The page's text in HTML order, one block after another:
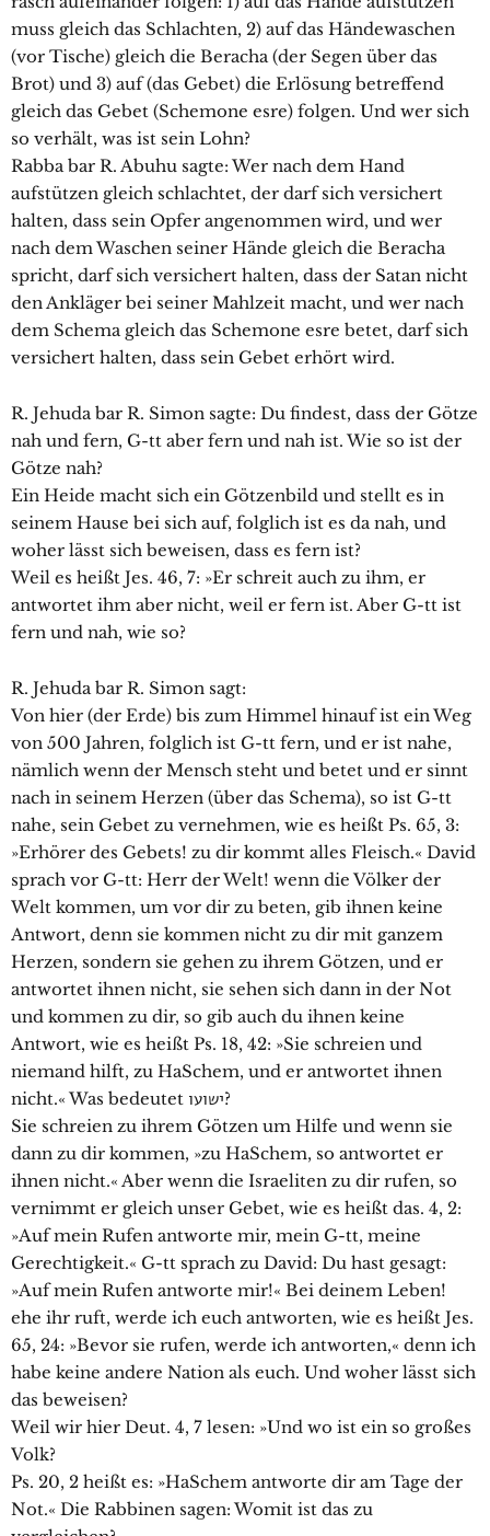
muss gleich das Schlachten, 2) auf das Händewaschen
(vor Tische) gleich die Beracha (der Segen über das
Brot) und 3) auf (das Gebet) die Erlösung betreffend
gleich das Gebet (Schemone esre) folgen. Und wer sich
so verhält, was ist sein Lohn?
Rabba bar R. Abuhu sagte: Wer nach dem Hand
aufstützen gleich schlachtet, der darf sich versichert
halten, dass sein Opfer angenommen wird, und wer
nach dem Waschen seiner Hände gleich die Beracha
spricht, darf sich versichert halten, dass der Satan nicht
den Ankläger bei seiner Mahlzeit macht, und wer nach
dem Schema gleich das Schemone esre betet, darf sich
versichert halten, dass sein Gebet erhört wird.
R. Jehuda bar R. Simon sagte: Du findest, dass der Götze
nah und fern, G-tt aber fern und nah ist. Wie so ist der
Götze nah?
Ein Heide macht sich ein Götzenbild und stellt es in
seinem Hause bei sich auf, folglich ist es da nah, und
woher lässt sich beweisen, dass es fern ist?
Weil es heißt Jes. 46, 7: »Er schreit auch zu ihm, er
antwortet ihm aber nicht, weil er fern ist. Aber G-tt ist
fern und nah, wie so?
R. Jehuda bar R. Simon sagt:
Von hier (der Erde) bis zum Himmel hinauf ist ein Weg
von 500 Jahren, folglich ist G-tt fern, und er ist nahe,
nämlich wenn der Mensch steht und betet und er sinnt
nach in seinem Herzen (über das Schema), so ist G-tt
nahe, sein Gebet zu vernehmen, wie es heißt Ps. 65, 3:
»Erhörer des Gebets! zu dir kommt alles Fleisch.« David
sprach vor G-tt: Herr der Welt! wenn die Völker der
Welt kommen, um vor dir zu beten, gib ihnen keine
Antwort, denn sie kommen nicht zu dir mit ganzem
Herzen, sondern sie gehen zu ihrem Götzen, und er
antwortet ihnen nicht, sie sehen sich dann in der Not
und kommen zu dir, so gib auch du ihnen keine
Antwort, wie es heißt Ps. 18, 42: »Sie schreien und
niemand hilft, zu HaSchem, und er antwortet ihnen
nicht.« Was bedeutet ישועו?
Sie schreien zu ihrem Götzen um Hilfe und wenn sie
dann zu dir kommen, »zu HaSchem, so antwortet er
ihnen nicht.« Aber wenn die Israeliten zu dir rufen, so
vernimmt er gleich unser Gebet, wie es heißt das. 4, 2:
»Auf mein Rufen antworte mir, mein G-tt, meine
Gerechtigkeit.« G-tt sprach zu David: Du hast gesagt:
»Auf mein Rufen antworte mir!« Bei deinem Leben!
ehe ihr ruft, werde ich euch antworten, wie es heißt Jes.
65, 24: »Bevor sie rufen, werde ich antworten,« denn ich
habe keine andere Nation als euch. Und woher lässt sich
das beweisen?
Weil wir hier Deut. 4, 7 lesen: »Und wo ist ein so großes
Volk?
Ps. 20, 2 heißt es: »HaSchem antworte dir am Tage der
Not.« Die Rabbinen sagen: Womit ist das zu